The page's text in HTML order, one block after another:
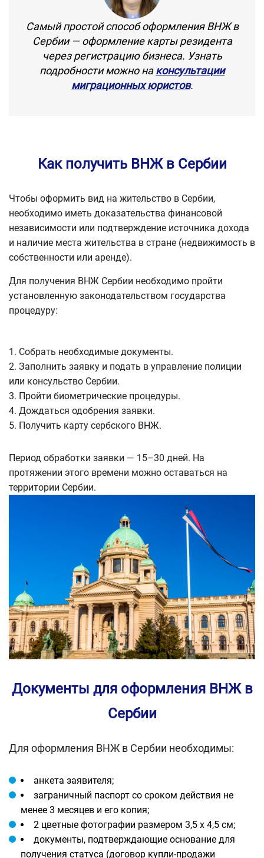
Самый простой способ оформления ВНЖ в
Сербии — оформление карты резидента
через регистрацию бизнеса. Узнать
подробности можно наконсультации
миграционных юристов.
Как получить ВНЖ в Сербии
Чтобы оформить вид на жительство в Сербии,
необходимо иметь доказательства финансовой
независимости или подтверждение источника дохода
и наличие места жительства в стране (недвижимость в
собственности или аренде).
Для получения ВНЖ Сербии необходимо пройти
установленную законодательством государства
процедуру:
Собрать необходимые документы.
Заполнить заявку и подать в управление полиции
или консульство Сербии.
Пройти биометрические процедуры.
Дождаться одобрения заявки.
Получить карту сербского ВНЖ.
Период обработки заявки — 15–30 дней. На
протяжении этого времени можно оставаться на
территории Сербии.
Документы для оформления ВНЖ в
Сербии
Для оформления ВНЖ в Сербии необходимы:
анкета заявителя;
заграничный паспорт со сроком действия не
менее 3 месяцев и его копия;
2 цветные фотографии размером 3,5 х 4,5 см;
документы, подтверждающие основание для
получения статуса (договор купли-продажи